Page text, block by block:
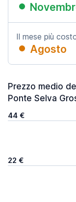
Il mese più
Agosto
Prezzo medio
Ponte Selva
44 €
22 €